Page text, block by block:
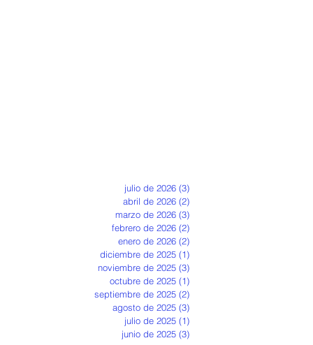
julio de 2026 (3)
abril de 2026 (2)
marzo de 2026 (3)
febrero de 2026 (2)
enero de 2026 (2)
diciembre de 2025 (1)
noviembre de 2025 (3)
octubre de 2025 (1)
septiembre de 2025 (2)
agosto de 2025 (3)
julio de 2025 (1)
junio de 2025 (3)